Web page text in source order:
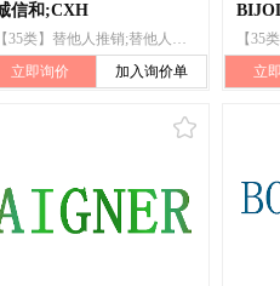
信和;CXH
【35类】替他人推销;替他人采购(替其他企业购买商品或服务)
立即询价
加入询价单 立